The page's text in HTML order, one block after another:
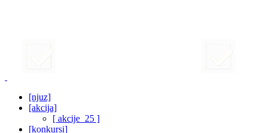
[njuz]
[akcija]
[ akcije_25 ]
[konkursi]